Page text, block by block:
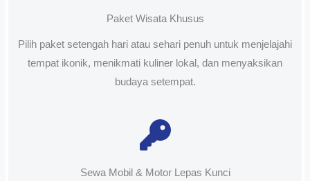
Paket Wisata Khusus
Pilih paket setengah hari atau sehari penuh untuk menjelajahi
tempat ikonik, menikmati kuliner lokal, dan menyaksikan
budaya setempat.
Sewa Mobil & Motor Lepas Kunci